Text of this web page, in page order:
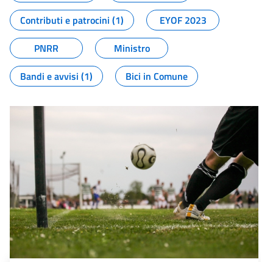
Contributi e patrocini (1)
EYOF 2023
PNRR
Ministro
Bandi e avvisi (1)
Bici in Comune